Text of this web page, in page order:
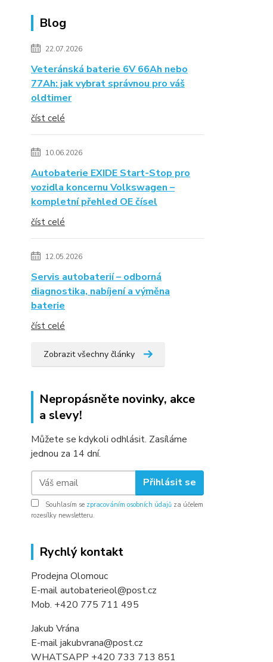
Blog
22.07.2026
Veteránská baterie 6V 66Ah nebo
77Ah: jak vybrat správnou pro váš
oldtimer
číst celé
10.06.2026
Autobaterie EXIDE Start-Stop pro
vozidla koncernu Volkswagen –
kompletní přehled OE čísel
číst celé
12.05.2026
Servis autobaterií – odborná
diagnostika, nabíjení a výměna
baterie
číst celé
Zobrazit všechny články
Nepropásněte novinky, akce
a slevy!
Můžete se kdykoli odhlásit. Zasíláme
jednou za 14 dní.
Přihlásit se
Souhlasím se zpracováním osobních údajů za účelem
rozesílky newsletteru.
Rychlý kontakt
Prodejna Olomouc
E-mail autobaterieol@post.cz
Mob. +420 775 711 495
Jakub Vrána
E-mail jakubvrana@post.cz
WHATSAPP +420 733 713 851